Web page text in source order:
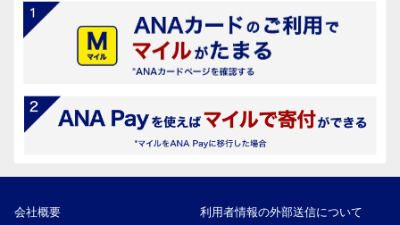
会社概要 利用者情報の外部送信について